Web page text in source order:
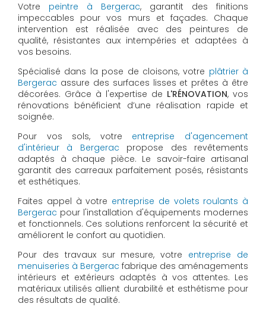
Votre peintre à Bergerac, garantit des finitions
impeccables pour vos murs et façades. Chaque
intervention est réalisée avec des peintures de
qualité, résistantes aux intempéries et adaptées à
vos besoins.
Spécialisé dans la pose de cloisons, votre plâtrier à
Bergerac assure des surfaces lisses et prêtes à être
décorées. Grâce à l'expertise de L'RÉNOVATION, vos
rénovations bénéficient d’une réalisation rapide et
soignée.
Pour vos sols, votre entreprise d'agencement
d'intérieur à Bergerac propose des revêtements
adaptés à chaque pièce. Le savoir-faire artisanal
garantit des carreaux parfaitement posés, résistants
et esthétiques.
Faites appel à votre entreprise de volets roulants à
Bergerac pour l'installation d'équipements modernes
et fonctionnels. Ces solutions renforcent la sécurité et
améliorent le confort au quotidien.
Pour des travaux sur mesure, votre entreprise de
menuiseries à Bergerac fabrique des aménagements
intérieurs et extérieurs adaptés à vos attentes. Les
matériaux utilisés allient durabilité et esthétisme pour
des résultats de qualité.